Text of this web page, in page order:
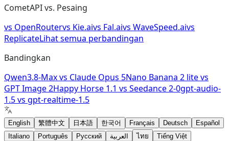
CometAPI vs. Pesaing
vs OpenRoutervs Kie.aivs Fal.aivs WaveSpeed.aivs
ReplicateLihat semua perbandingan
Bandingkan
Qwen3.8-Maxvs Claude Opus 5Nano Banana 2 litevs
GPT Image 2Happy Horse 1.1 vs Seedance 2-0gpt-audio-
1.5vs gpt-realtime-1.5
English 繁體中文 日本語 한국어 Français Deutsch
Español
Italiano
Português Русский العربية ไทย
Tiếng Việt